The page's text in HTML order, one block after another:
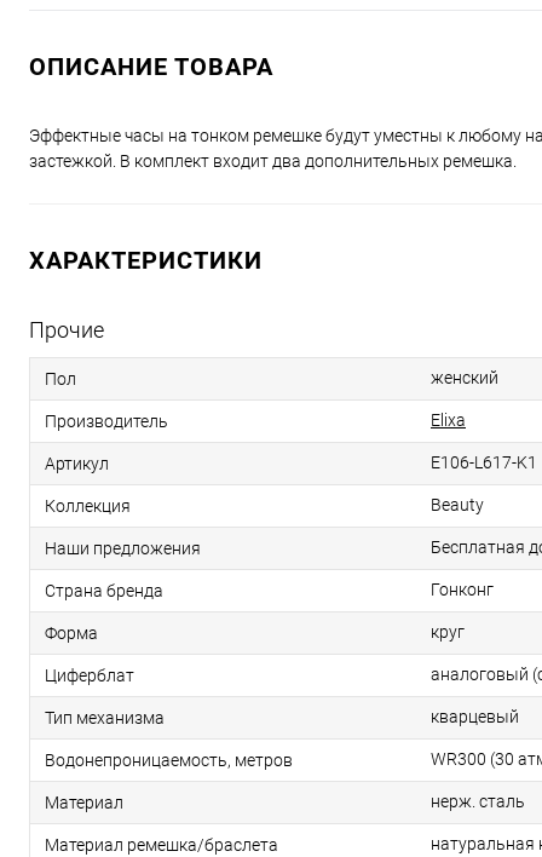
ОПИСАНИЕ ТОВАРА
Эффектные часы на тонком ремешке будут уместны к любому
застежкой. В комплект входит два дополнительных ремешка.
ХАРАКТЕРИСТИКИ
Прочие
Пол женский
Производитель Elixa
Артикул E106-L617-K1
Коллекция Beauty
Наши предложения Бесплатная
Страна бренда Гонконг
Форма круг
Циферблат аналоговый
Тип механизма кварцевый
Водонепроницаемость, метров WR300 (30
Материал нерж. сталь
Материал ремешка/браслета натуральная